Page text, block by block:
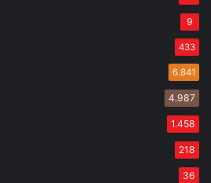
9
433
6.841
4.987
1.458
218
36